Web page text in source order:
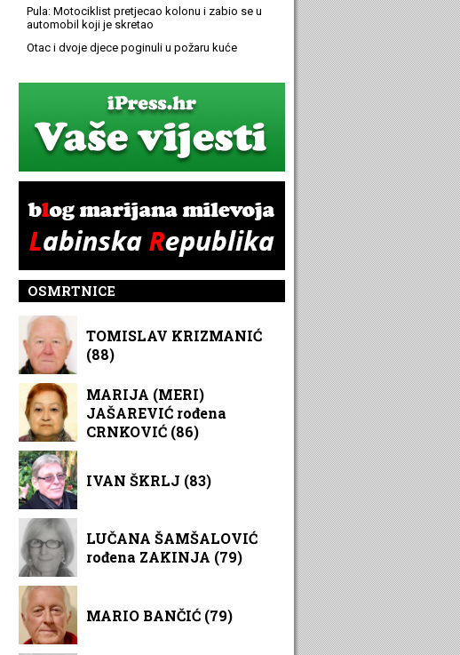
Pula: Motociklist pretjecao kolonu i zabio se u
automobil koji je skretao
Otac i dvoje djece poginuli u požaru kuće
OSMRTNICE
TOMISLAV KRIZMANIĆ
(88)
MARIJA (MERI)
JAŠAREVIĆ rođena
CRNKOVIĆ (86)
IVAN ŠKRLJ (83)
LUČANA ŠAMŠALOVIĆ
rođena ZAKINJA (79)
MARIO BANČIĆ (79)